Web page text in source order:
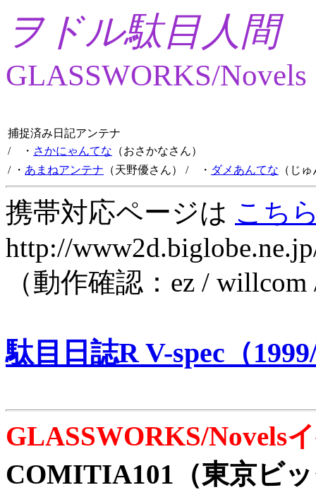
ヲドル駄目人間
GLASSWORKS/Novels
捕捉済み日記アンテナ
/ ・ さかにゃんてな （おさかなさん）
/ ・ あまねアンテナ （天野優さん） / ・ ダメあんてな （じ
携帯対応ページは こち
http://
（動作確認：ez /
駄目日誌R V-spec（
GLASSWORKS/Novels
COMITIA101（東京ビ